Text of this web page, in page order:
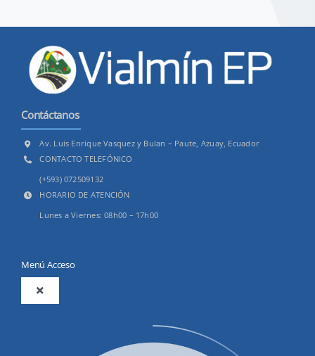
Contáctanos
Av. Luis Enrique Vasquez y Bulan – Paute, Azuay, Ecuador
CONTACTO TELEFÓNICO
(+593) 072509132
HORARIO DE ATENCIÓN
Lunes a Viernes: 08h00 – 17h00
Menú Acceso
Toggle